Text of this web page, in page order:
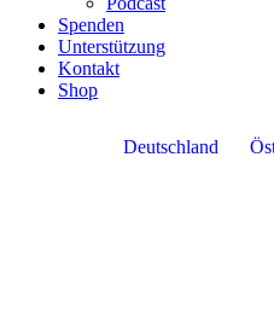
Spenden
Unterstützung
Kontakt
Shop
Deutschland